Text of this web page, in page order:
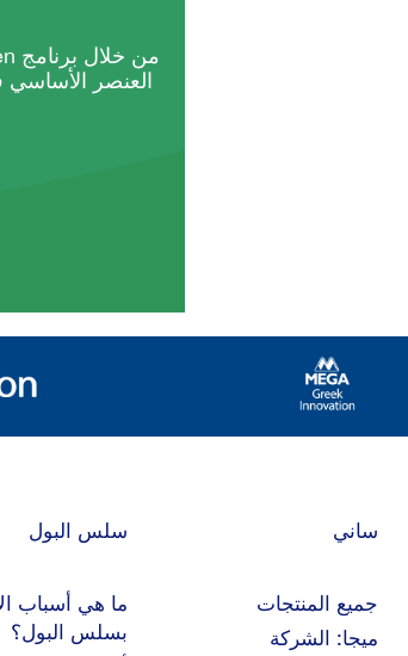
العنصر
ساني
جميع المنتجات
ميجا: الشركة
سلس البول
ما هي أسباب
بسلس البول؟